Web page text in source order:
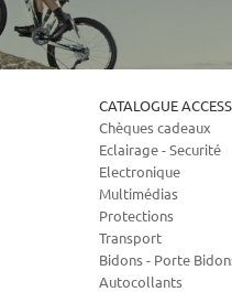
CATALOGUE
Chèques cadeaux
Eclairage - Securité
Electronique
Multimédias
Protections
Transport
Bidons - Porte
Autocollants